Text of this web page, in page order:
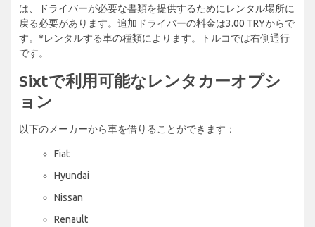
は、ドライバーが必要な書類を提供するためにレンタル場所に
戻る必要があります。追加ドライバーの料金は3.00 TRYからで
す。*レンタルする車の種類によります。トルコでは右側通行
です。
Sixtで利用可能なレンタカーオプシ
ョン
以下のメーカーから車を借りることができます：
Fiat
Hyundai
Nissan
Renault